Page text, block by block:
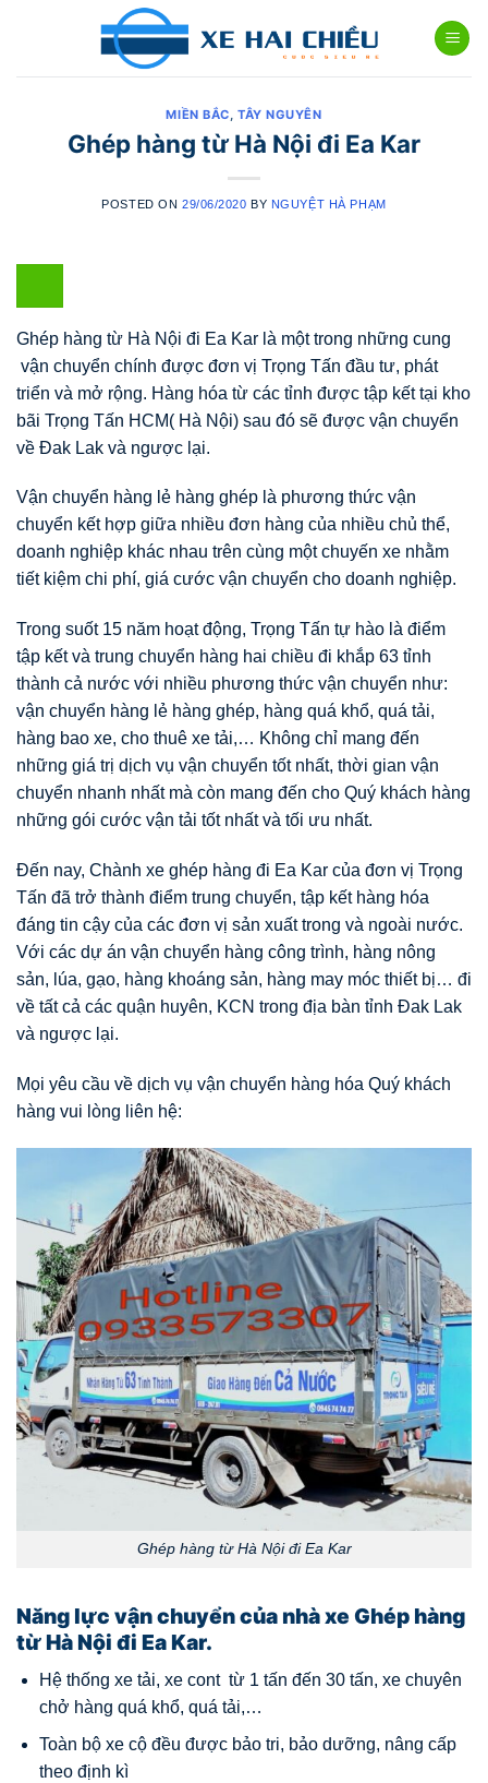
MIỀN BẮC, TÂY NGUYÊN
Ghép hàng từ Hà Nội đi Ea Kar
POSTED ON 29/06/2020 BY NGUYỆT HÀ PHẠM
Ghép hàng từ Hà Nội đi Ea Kar là một trong những cung
vận chuyển chính được đơn vị Trọng Tấn đầu tư, phát
triển và mở rộng. Hàng hóa từ các tỉnh được tập kết tại kho
bãi Trọng Tấn HCM( Hà Nội) sau đó sẽ được vận chuyển
về Đak Lak và ngược lại.
Vận chuyển hàng lẻ hàng ghép là phương thức vận
chuyển kết hợp giữa nhiều đơn hàng của nhiều chủ thể,
doanh nghiệp khác nhau trên cùng một chuyến xe nhằm
tiết kiệm chi phí, giá cước vận chuyển cho doanh nghiệp.
Trong suốt 15 năm hoạt động, Trọng Tấn tự hào là điểm
tập kết và trung chuyển hàng hai chiều đi khắp 63 tỉnh
thành cả nước với nhiều phương thức vận chuyển như:
vận chuyển hàng lẻ hàng ghép, hàng quá khổ, quá tải,
hàng bao xe, cho thuê xe tải,… Không chỉ mang đến
những giá trị dịch vụ vận chuyển tốt nhất, thời gian vận
chuyển nhanh nhất mà còn mang đến cho Quý khách hàng
những gói cước vận tải tốt nhất và tối ưu nhất.
Đến nay, Chành xe ghép hàng đi Ea Kar của đơn vị Trọng
Tấn đã trở thành điểm trung chuyển, tập kết hàng hóa
đáng tin cậy của các đơn vị sản xuất trong và ngoài nước.
Với các dự án vận chuyển hàng công trình, hàng nông
sản, lúa, gạo, hàng khoáng sản, hàng may móc thiết bị… đi
về tất cả các quận huyên, KCN trong địa bàn tỉnh Đak Lak
và ngược lại.
Mọi yêu cầu về dịch vụ vận chuyển hàng hóa Quý khách
hàng vui lòng liên hệ:
Ghép hàng từ Hà Nội đi Ea Kar
Năng lực vận chuyển của nhà xe Ghép hàng
từ Hà Nội đi Ea Kar.
Hệ thống xe tải, xe cont từ 1 tấn đến 30 tấn, xe chuyên
chở hàng quá khổ, quá tải,…
Toàn bộ xe cộ đều được bảo tri, bảo dưỡng, nâng cấp
theo định kì